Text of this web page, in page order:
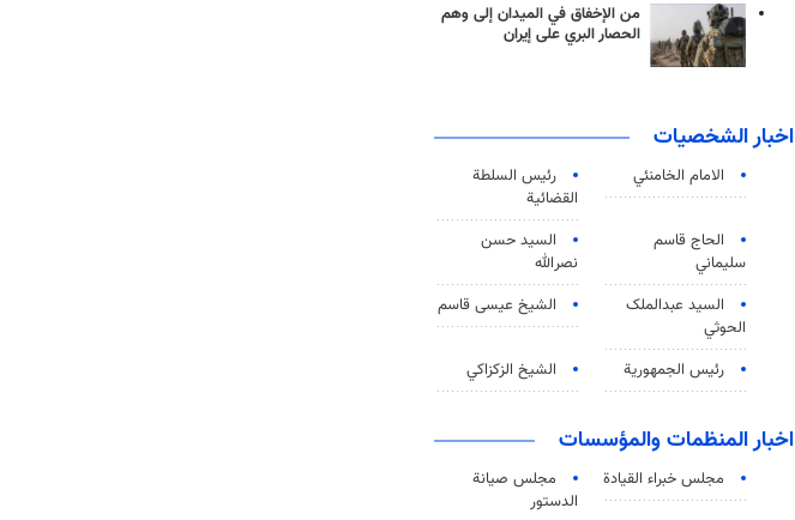
من الإخفاق في الميدان إلى وهم
الحصار البري على إيران
اخبار الشخصيات
الامام الخامنئي
رئیس السلطة
القضائیة
الحاج قاسم
سليماني
السيد حسن
نصرالله
السید عبدالملک
الحوثي
الشيخ عيسى قاسم
رئيس الجمهورية الشيخ الزكزاكي
اخبار المنظمات والمؤسسات
مجلس خبراء القيادة
مجلس صيانة
الدستور